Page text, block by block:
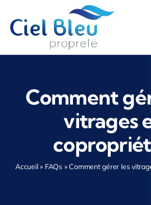
contenu
Comment
vitrages
Accueil» FAQs»Comment gérer les